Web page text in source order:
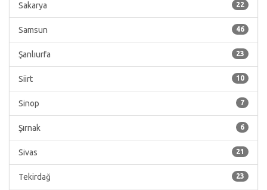
22
Sakarya
46
Samsun
23
Şanlıurfa
10
Siirt
7
Sinop
6
Şırnak
21
Sivas
23
Tekirdağ